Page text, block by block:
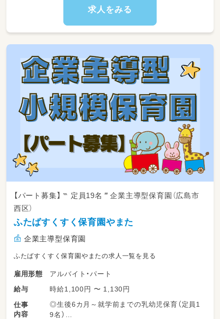
◇園内清掃やおもちゃの消毒など、清潔な環境
づくり
求人をみる
【パート募集】 ‷ 定員19名 ‴ 企業主導型保育園（広島市
西区）
ふたばすくすく保育園やまた
企業主導型保育園
ふたばすくすく保育園やまたの求人一覧を見る
雇用形態
アルバイト・パート
給与
時給1,100円 〜 1,130円
仕事
内容
◎生後6カ月～就学前までの乳幼児保育（定員1
9名）